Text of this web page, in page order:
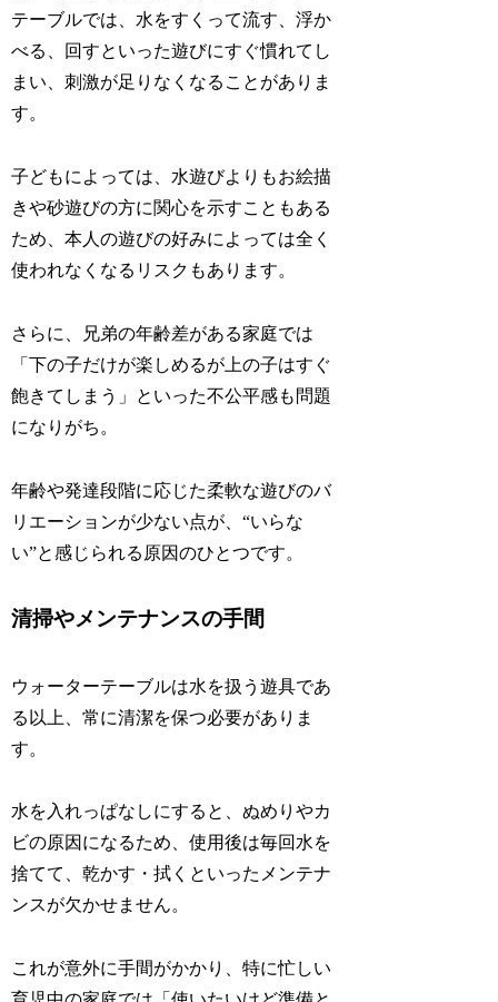
テーブルでは、水をすくって流す、浮か
べる、回すといった遊びにすぐ慣れてし
まい、刺激が足りなくなることがありま
す。
子どもによっては、水遊びよりもお絵描
きや砂遊びの方に関心を示すこともある
ため、本人の遊びの好みによっては全く
使われなくなるリスクもあります。
さらに、兄弟の年齢差がある家庭では
「下の子だけが楽しめるが上の子はすぐ
飽きてしまう」といった不公平感も問題
になりがち。
年齢や発達段階に応じた柔軟な遊びのバ
リエーションが少ない点が、“いらな
い”と感じられる原因のひとつです。
清掃やメンテナンスの手間
ウォーターテーブルは水を扱う遊具であ
る以上、常に清潔を保つ必要がありま
す。
水を入れっぱなしにすると、ぬめりやカ
ビの原因になるため、使用後は毎回水を
捨てて、乾かす・拭くといったメンテナ
ンスが欠かせません。
これが意外に手間がかかり、特に忙しい